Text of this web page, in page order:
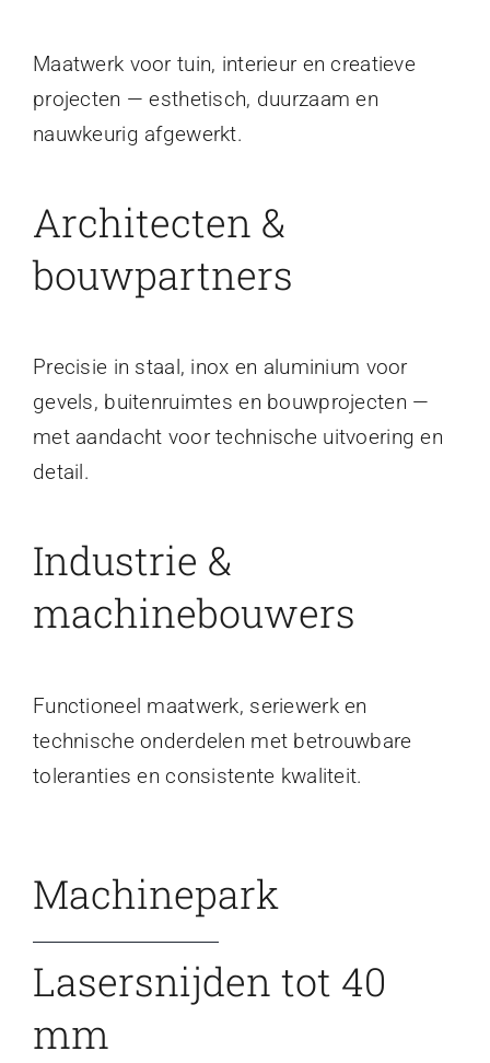
Maatwerk voor tuin, interieur en creatieve
projecten — esthetisch, duurzaam en
nauwkeurig afgewerkt.
Architecten &
bouwpartners
Precisie in staal, inox en aluminium voor
gevels, buitenruimtes en bouwprojecten —
met aandacht voor technische uitvoering en
detail.
Industrie &
machinebouwers
Functioneel maatwerk, seriewerk en
technische onderdelen met betrouwbare
toleranties en consistente kwaliteit.
Machinepark
Lasersnijden tot 40
mm